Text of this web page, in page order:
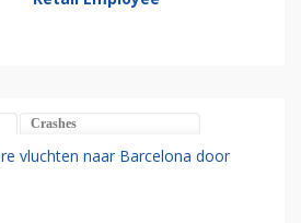
Crashes
vluchten naar Barcelona door